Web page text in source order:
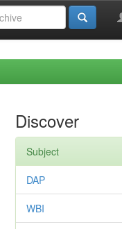
Discover
Subject
DAP
WBI